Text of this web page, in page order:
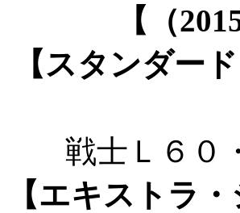
【（
【スタンダー
戦士Ｌ６０
【エキストラ・